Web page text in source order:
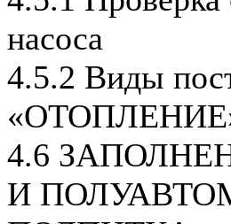
насоса
4.5.2 Виды
4.6
И